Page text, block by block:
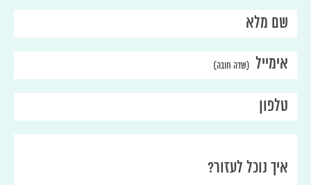
שם מלא
אימייל
טלפון
איך נוכל לעזור?